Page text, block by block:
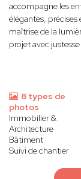
accompagne les
élégantes,
maîtrise de la
projet avec
8 types de
photos
Immobilier &
Architecture
Bâtiment
Suivi de chantier